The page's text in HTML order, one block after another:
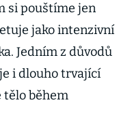
si pouštíme jen
jako intenzivní
Jedním z důvodů
i dlouho trvající
tělo během